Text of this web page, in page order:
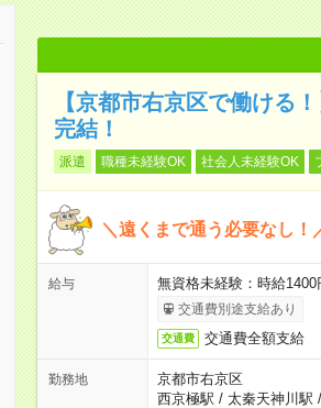
【京都市右京区で働ける
完結！
派遣 職種未経験OK 社会人未経験OK
＼遠くまで通う必要なし
給与 無資格未経験：時給
交通費別途支給あり
交通費 交通費全額支給
勤務地
京都市右京区
西京極駅 / 太秦天神川駅 /